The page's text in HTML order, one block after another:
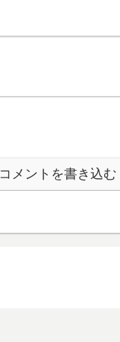
コメントを書き込む